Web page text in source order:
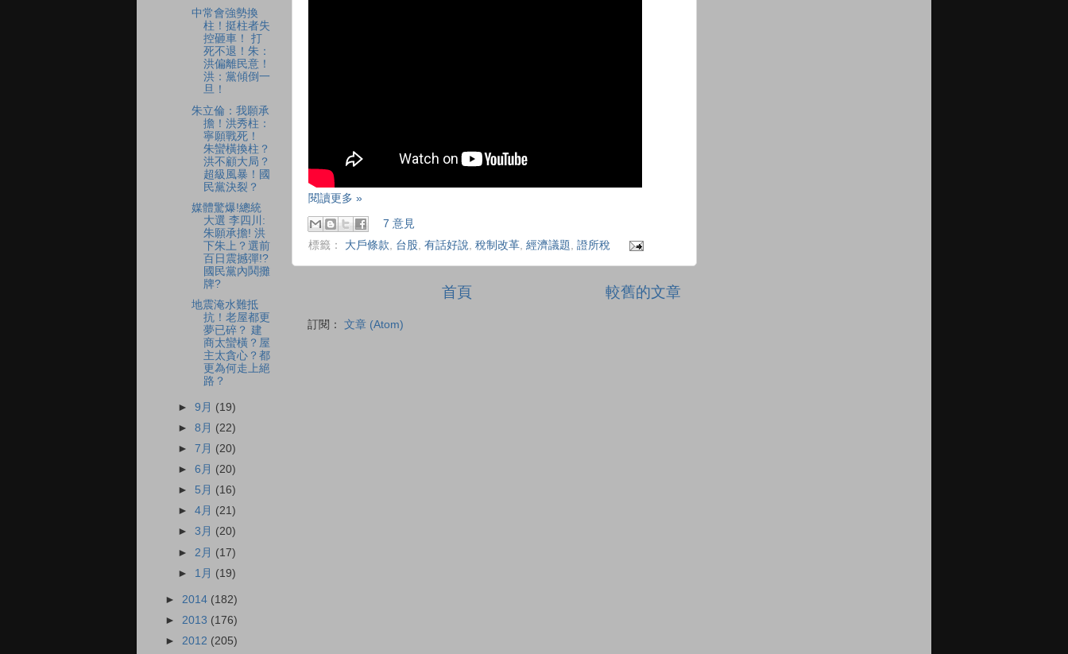
閱讀更多 »
7 意見
標籤： 大戶條款, 台股, 有話好說, 稅制改革, 經濟議題, 證所稅
較舊的文章
首頁
訂閱： 文章 (Atom)
中常會強勢換
柱！挺柱者失
控砸車！ 打
死不退！朱：
洪偏離民意！
洪：黨傾倒一
旦！
朱立倫：我願承
擔！洪秀柱：
寧願戰死！
朱蠻橫換柱？
洪不顧大局？
超級風暴！國
民黨決裂？
媒體驚爆!總統
大選 李四川:
朱願承擔! 洪
下朱上？選前
百日震撼彈!?
國民黨內鬨攤
牌?
地震淹水難抵
抗！老屋都更
夢已碎？ 建
商太蠻橫？屋
主太貪心？都
更為何走上絕
路？
►9月 (19)
►8月 (22)
►7月 (20)
►6月 (20)
► 5月 (16)
►4月 (21)
►3月 (20)
► 2月 (17)
► 1月 (19)
► 2014 (182)
► 2013 (176)
► 2012 (205)